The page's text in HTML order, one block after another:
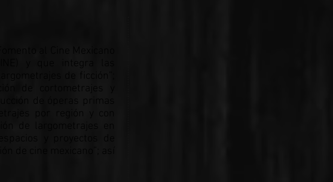
al Cine Mexicano
y que integra las
de ficción”;
de cortometrajes y
de óperas primas
por región y con
de largometrajes en
y proyectos de
de cine mexicano”; así